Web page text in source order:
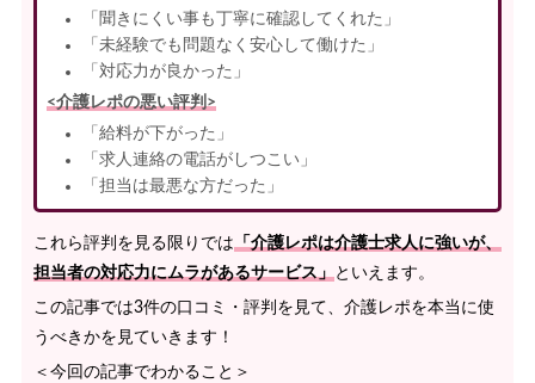
「聞きにくい事も丁寧に確認してくれた」
「未経験でも問題なく安心して働けた」
「対応力が良かった」
<介護レポの悪い評判>
「給料が下がった」
「求人連絡の電話がしつこい」
「担当は最悪な方だった」
これら評判を見る限りでは「介護レポは介護士求人に強いが、
担当者の対応力にムラがあるサービス」といえます。
この記事では3件の口コミ・評判を見て、介護レポを本当に使
うべきかを見ていきます！
＜今回の記事でわかること＞